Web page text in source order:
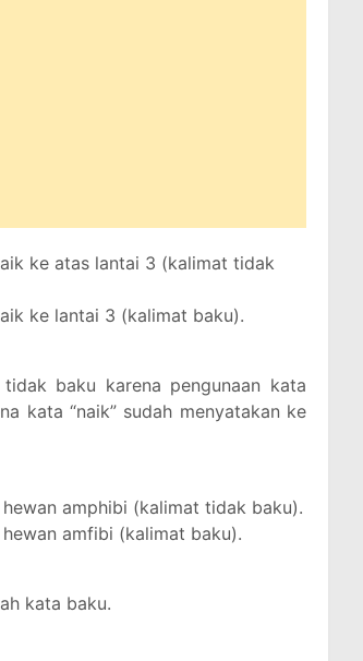
ke atas lantai 3 (kalimat tidak
ke lantai 3 (kalimat baku).
baku karena pengunaan kata
kata “naik” sudah menyatakan ke
amphibi (kalimat tidak baku).
amfibi (kalimat baku).
kata baku.